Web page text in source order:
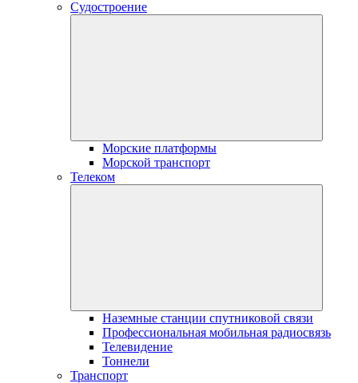
Судостроение
Морские платформы
Морской транспорт
Телеком
Наземные станции спутниковой связи
Профессиональная мобильная радиосвязь
Телевидение
Тоннели
Транспорт